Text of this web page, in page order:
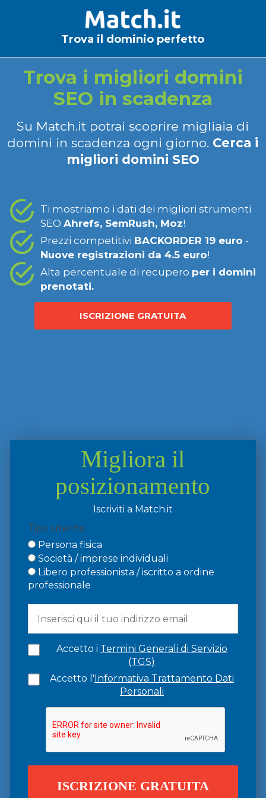
Trova il dominio perfetto
Trova i migliori domini
SEO in scadenza
Su Match.it potrai scoprire migliaia di
domini in scadenza ogni giorno. Cerca i
migliori domini SEO
Ti mostriamo i dati dei migliori strumenti
SEO Ahrefs, SemRush, Moz!
Prezzi competitivi BACKORDER 19 euro -
Nuove registrazioni da 4.5 euro!
Alta percentuale di recupero per i domini
prenotati.
ISCRIZIONE GRATUITA
Migliora il
posizionamento
Iscriviti a Match.it
Tipo utente
Persona fisica
Società / imprese individuali
Libero professionista / iscritto a ordine
professionale
Accetto i Termini Generali di Servizio
(TGS)
Accetto l'Informativa Trattamento Dati
Personali